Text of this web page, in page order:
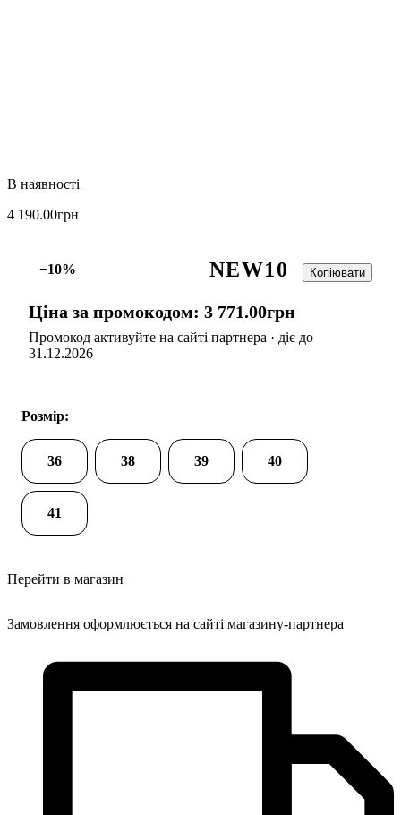
4 190.00грн
−10% NEW10 Копіювати
Ціна за промокодом: 3 771.00грн
Промокод активуйте на сайті партнера · діє до
31.12.2026
Розмір:
36 38 39 40
41
Перейти в магазин
Замовлення оформлюється на сайті магазину-партнера